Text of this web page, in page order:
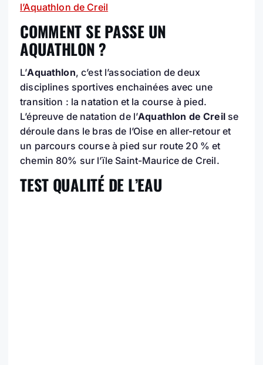
l’Aquathlon de Creil
COMMENT SE PASSE UN
AQUATHLON ?
L’Aquathlon, c’est l’association de deux
disciplines sportives enchainées avec une
transition : la natation et la course à pied.
L’épreuve de natation de l’Aquathlon de Creilse
déroule dans le bras de l’Oise en aller-retour et
un parcours course à pied sur route 20 % et
chemin 80% sur l’ïle Saint-Maurice de Creil.
TEST QUALITÉ DE L’EAU